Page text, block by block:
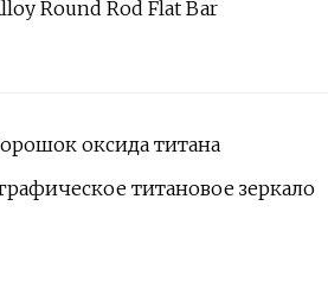
оксида титана
титановое зеркало